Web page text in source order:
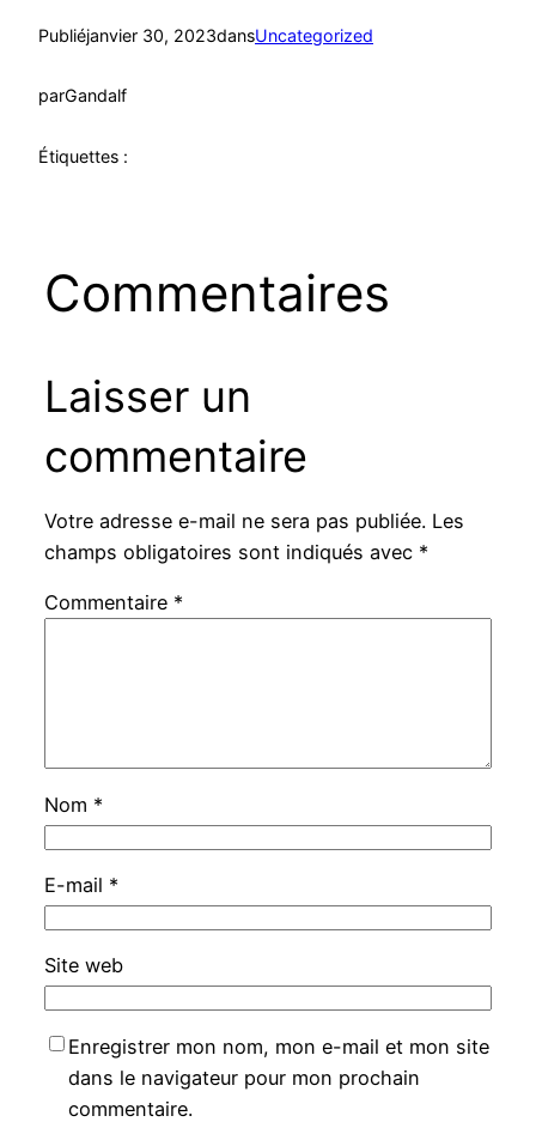
Publiéjanvier 30, 2023dansUncategorized
parGandalf
Étiquettes :
Commentaires
Laisser un
commentaire
Votre adresse e-mail ne sera pas publiée. Les
champs obligatoires sont indiqués avec *
Commentaire *
Nom *
E-mail *
Site web
Enregistrer mon nom, mon e-mail et mon site
dans le navigateur pour mon prochain
commentaire.